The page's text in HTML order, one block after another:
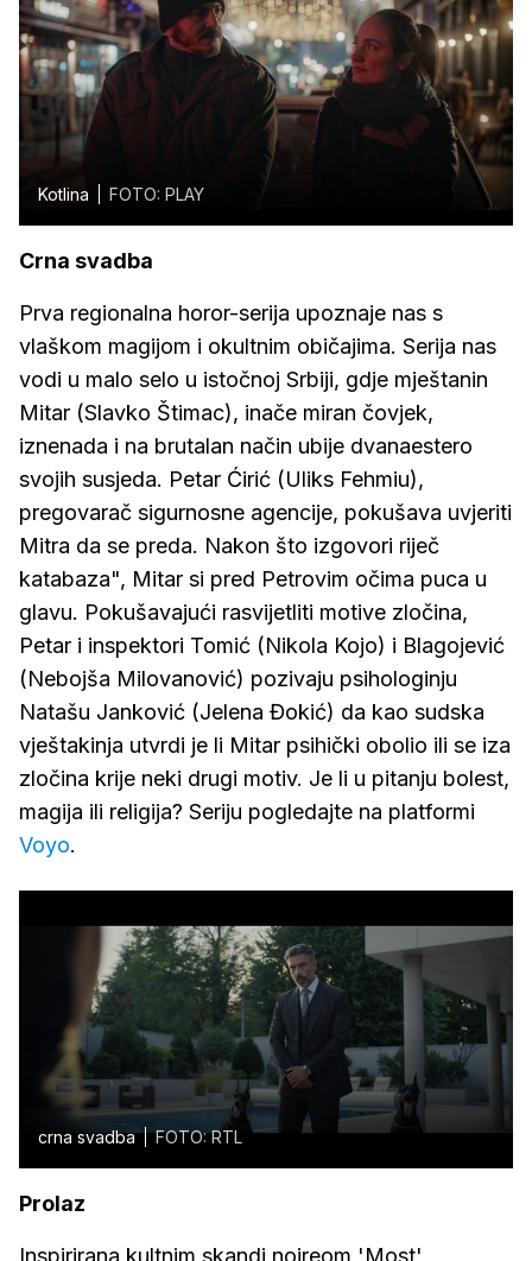
Kotlina FOTO: PLAY
Crna svadba
Prva regionalna horor-serija upoznaje nas s
vlaškom magijom i okultnim običajima. Serija nas
vodi u malo selo u istočnoj Srbiji, gdje mještanin
Mitar (Slavko Štimac), inače miran čovjek,
iznenada i na brutalan način ubije dvanaestero
svojih susjeda. Petar Ćirić (Uliks Fehmiu),
pregovarač sigurnosne agencije, pokušava uvjeriti
Mitra da se preda. Nakon što izgovori riječ
katabaza", Mitar si pred Petrovim očima puca u
glavu. Pokušavajući rasvijetliti motive zločina,
Petar i inspektori Tomić (Nikola Kojo) i Blagojević
(Nebojša Milovanović) pozivaju psihologinju
Natašu Janković (Jelena Đokić) da kao sudska
vještakinja utvrdi je li Mitar psihički obolio ili se iza
zločina krije neki drugi motiv. Je li u pitanju bolest,
magija ili religija? Seriju pogledajte na platformi
Voyo.
crna svadba FOTO: RTL
Prolaz
Inspirirana kultnim skandi noireom 'Most'